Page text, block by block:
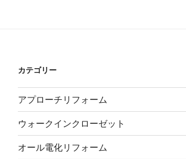
カテゴリー
アプローチリフォーム
ウォークインクローゼット
オール電化リフォーム